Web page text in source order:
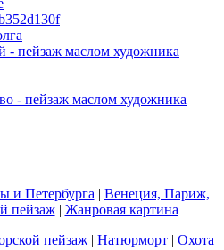
и Петербурга | Венеция, Париж,
пейзаж| Жанровая картина
пейзаж | Натюрморт | Охота